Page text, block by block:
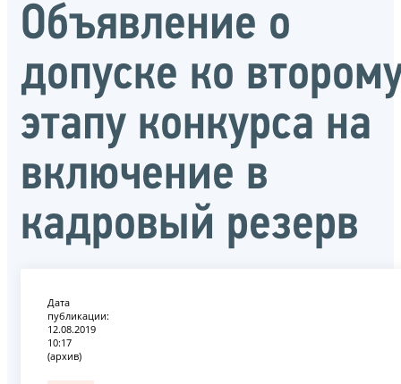
Объявление о
допуске ко
этапу конкурса на
включение в
кадровый резерв
Дата
публикации:
12.08.2019
10:17
(архив)